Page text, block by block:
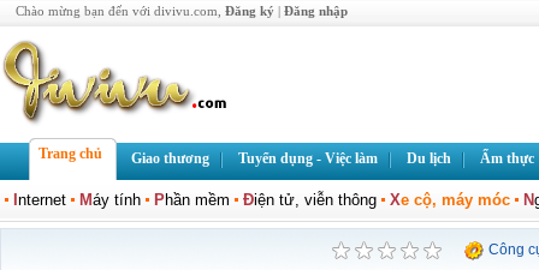
Chào mừng bạn đến với divivu.com, Đăng ký | Đăng nhập
Trang chủ Giao thương Tuyển dụng - Việc làm Du lịch Ẩm thực
nternet Máy tính Phần mềm Điện tử, viễn thông Xe cộ, máy móc N
Công